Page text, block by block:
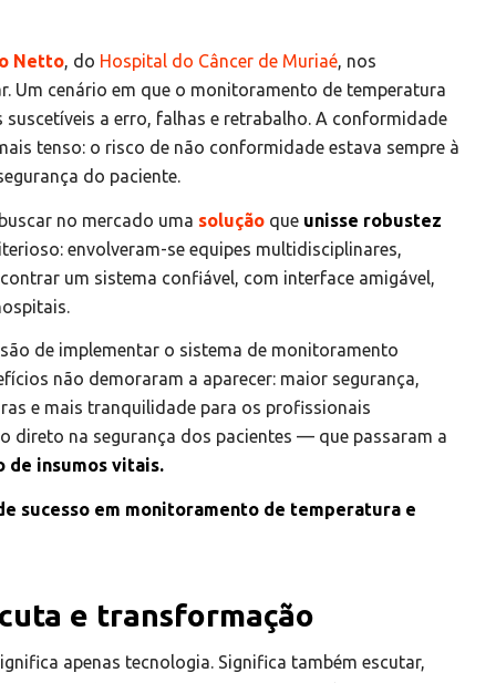
Netto, do Hospital do Câncer de Muriaé, nos
cenário em que o monitoramento de temperatura
a erro, falhas e retrabalho. A conformidade
tenso: o risco de não conformidade estava sempre à
do paciente.
no mercado uma solução que unisse robustez
envolveram-se equipes multidisciplinares,
um sistema confiável, com interface amigável,
de implementar o sistema de monitoramento
não demoraram a aparecer: maior segurança,
e mais tranquilidade para os profissionais
direto na segurança dos pacientes — que passaram a
de insumos vitais.
sucesso em monitoramento de temperatura e
e transformação
apenas tecnologia. Significa também escutar,